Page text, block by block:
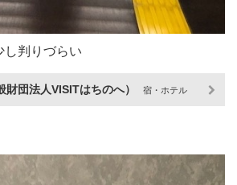
し判りづらい
財団法人VISITはちのへ） 宿・ホテル